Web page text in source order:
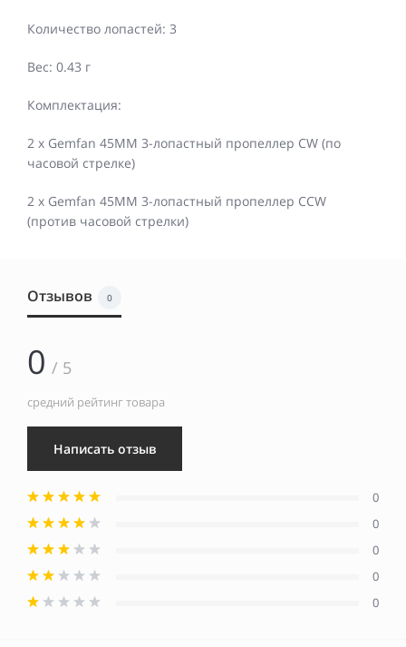
Количество лопастей: 3
Вес: 0.43 г
Комплектация:
2 x Gemfan 45MM 3-лопастный пропеллер CW (по
часовой стрелке)
2 x Gemfan 45MM 3-лопастный пропеллер CCW
(против часовой стрелки)
Отзывов 0
0 / 5
средний рейтинг товара
Написать отзыв
0
0
0
0
0